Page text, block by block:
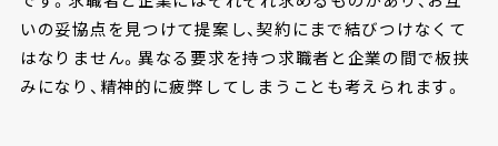
いの妥協点を見つけて提案し、契約にまで結びつけなくて
はなりません。異なる要求を持つ求職者と企業の間で板挟
みになり、精神的に疲弊してしまうことも考えられます。